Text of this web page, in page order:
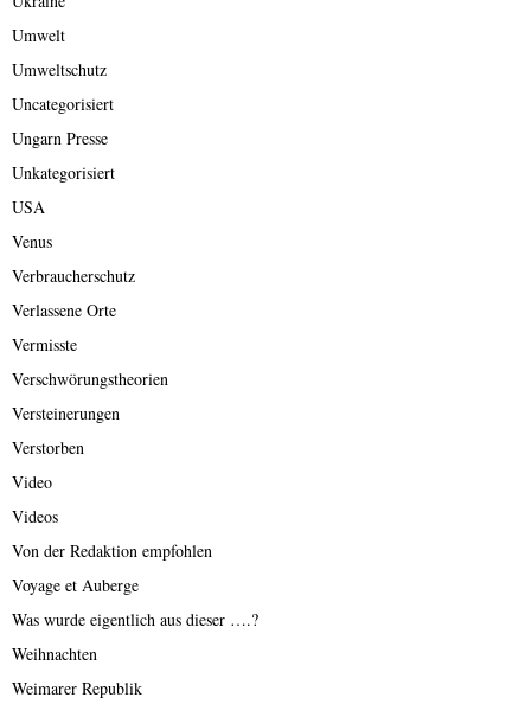
Umwelt
Umweltschutz
Uncategorisiert
Ungarn Presse
Unkategorisiert
USA
Venus
Verbraucherschutz
Verlassene Orte
Vermisste
Verschwörungstheorien
Versteinerungen
Verstorben
Video
Videos
Von der Redaktion empfohlen
Voyage et Auberge
Was wurde eigentlich aus dieser ….?
Weihnachten
Weimarer Republik